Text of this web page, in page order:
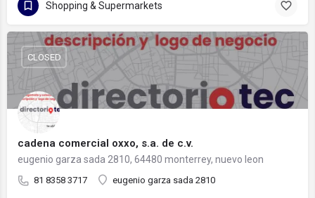
Shopping & Supermarkets
cadena comercial oxxo, s.a. de c.v.
eugenio garza sada 2810, 64480 monterrey, nuevo leon
81 8358 3717 eugenio garza sada 2810
CLOSED